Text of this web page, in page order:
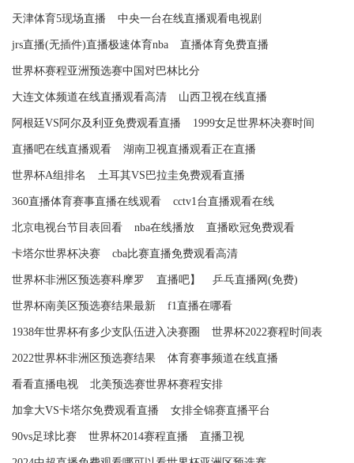
天津体育5现场直播 中央一台在线直播观看电视剧
jrs直播(无插件)直播极速体育nba 直播体育免费直播
世界杯赛程亚洲预选赛中国对巴林比分
大连文体频道在线直播观看高清 山西卫视在线直播
阿根廷VS阿尔及利亚免费观看直播 1999女足世界杯决赛时间
直播吧在线直播观看 湖南卫视直播观看正在直播
世界杯A组排名 土耳其VS巴拉圭免费观看直播
360直播体育赛事直播在线观看 cctv1台直播观看在线
北京电视台节目表回看 nba在线播放 直播欧冠免费观看
卡塔尔世界杯决赛 cba比赛直播免费观看高清
世界杯非洲区预选赛科摩罗 直播吧】 乒乓直播网(免费)
世界杯南美区预选赛结果最新 f1直播在哪看
1938年世界杯有多少支队伍进入决赛圈 世界杯2022赛程时间表
2022世界杯非洲区预选赛结果 体育赛事频道在线直播
看看直播电视 北美预选赛世界杯赛程安排
加拿大VS卡塔尔免费观看直播 女排全锦赛直播平台
90vs足球比赛 世界杯2014赛程直播 直播卫视